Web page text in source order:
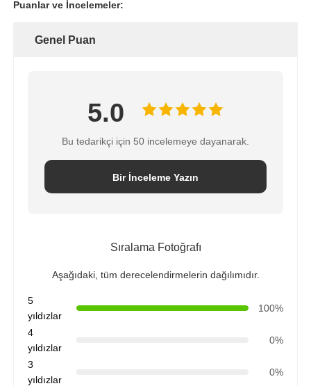
Puanlar ve İncelemeler:
Genel Puan
5.0
Bu tedarikçi için 50 incelemeye dayanarak.
Bir İnceleme Yazın
Sıralama Fotoğrafı
Aşağıdaki, tüm derecelendirmelerin dağılımıdır.
5
yıldızlar
100%
4
yıldızlar
0%
3
yıldızlar
0%